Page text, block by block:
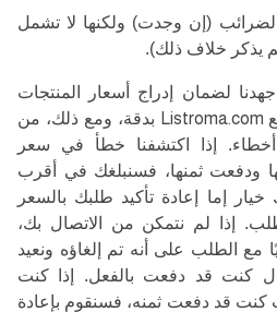
(إن وجدت) ولكنها لا تشمل
يذكر خلاف ذلك).
لضمان إدراج أسعار المنتجات
Listroma.com بدقة، ومع ذلك، من
إذا اكتشفنا خطأ في سعر
ودفعت ثمنها، فسنبلغك في أقرب
إما إعادة تأكيد طلبك بالسعر
إذا لم نتمكن من الاتصال بك،
مع الطلب على أنه تم إلغاؤه ونعيد
كنت قد دفعت بالفعل. إذا كنت
قد دفعت ثمنه، فسنقوم بإعادة